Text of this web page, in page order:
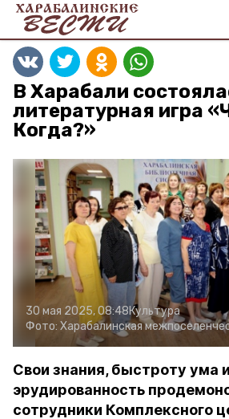
В Харабали
литературная игра
Когда?»
30 мая 2025, 08:48Культура
Фото: Харабалинская
Свои знания, быстроту ума и
эрудированность
сотрудники Комплексного